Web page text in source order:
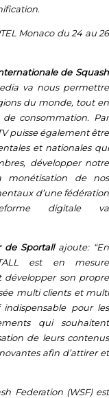
Monaco du 24 au 26
de Squash
va nous permettre
du monde, tout en
consommation. Par
puisse également être
et nationales qui
développer notre
monétisation de nos
d’une fédération
digitale va
de Sportallajoute: “En
est en mesure
développer son propre
multi clients et multi
pour les
qui souhaitent
de leurs contenus
afin d’attirer et
Federation (WSF) est